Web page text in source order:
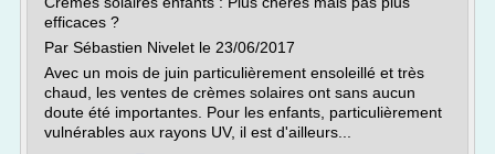
efficaces ?
Par Sébastien Nivelet le 23/06/2017
Avec un mois de juin particulièrement ensoleillé et très
chaud, les ventes de crèmes solaires ont sans aucun
doute été importantes. Pour les enfants, particulièrement
vulnérables aux rayons UV, il est d'ailleurs...